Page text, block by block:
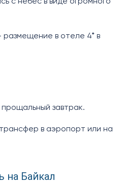
размещение в отеле 4* в
завтрак.
в аэропорт или на
на Байкал